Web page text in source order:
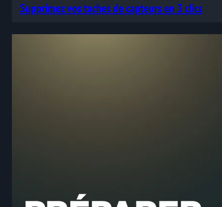
Supprimez vos taches de capteurs en 3 clics